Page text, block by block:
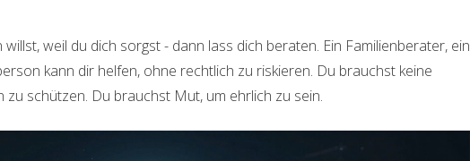
weil du dich sorgst - dann lass dich beraten. Ein Familienberater, ein
kann dir helfen, ohne rechtlich zu riskieren. Du brauchst keine
zu schützen. Du brauchst Mut, um ehrlich zu sein.